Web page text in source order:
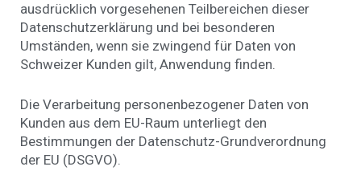
ausdrücklich vorgesehenen Teilbereichen dieser
Datenschutzerklärung und bei besonderen
Umständen, wenn sie zwingend für Daten von
Schweizer Kunden gilt, Anwendung finden.
Die Verarbeitung personenbezogener Daten von
Kunden aus dem EU-Raum unterliegt den
Bestimmungen der Datenschutz-Grundverordnung
der EU (DSGVO).